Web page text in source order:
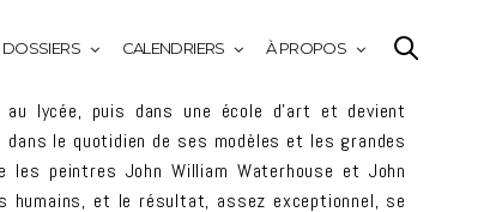
DOSSIERS CALENDRIERS À PROPOS
lycée, puis dans une école d’art et devient
le quotidien de ses modèles et les grandes
les peintres John William Waterhouse et John
humains, et le résultat, assez exceptionnel, se